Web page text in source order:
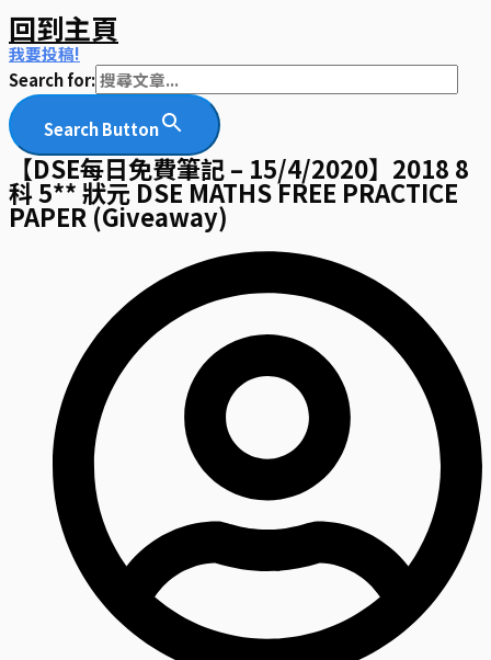
回到主頁
我要投稿!
Search for:
Search Button
【DSE每日免費筆記 – 15/4/2020】2018 8
科 5** 狀元 DSE MATHS FREE PRACTICE
PAPER (Giveaway)